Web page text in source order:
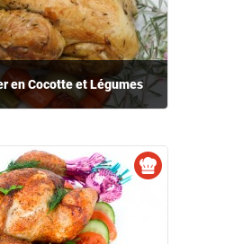
en Cocotte et Légumes